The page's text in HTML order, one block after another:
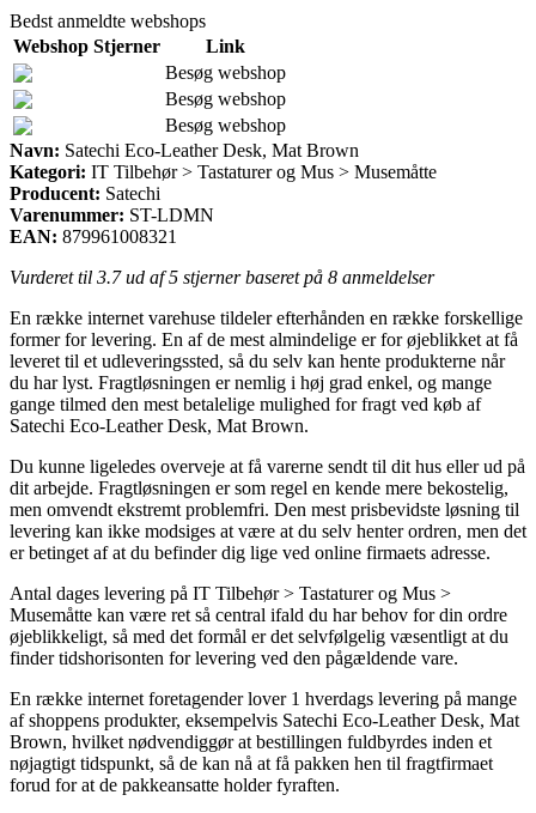
Bedst anmeldte webshops
Webshop Stjerner
Link
Besøg webshop
Besøg webshop
Besøg webshop
Navn: Satechi Eco-Leather Desk, Mat Brown
Kategori: IT Tilbehør > Tastaturer og Mus > Musemåtte
Producent: Satechi
Varenummer: ST-LDMN
EAN: 879961008321
Vurderet til 3.7ud af 5 stjerner baseret på 8 anmeldelser
En række internet varehuse tildeler efterhånden en række forskellige
former for levering. En af de mest almindelige er for øjeblikket at få
leveret til et udleveringssted, så du selv kan hente produkterne når
du har lyst. Fragtløsningen er nemlig i høj grad enkel, og mange
gange tilmed den mest betalelige mulighed for fragt ved køb af
Satechi Eco-Leather Desk, Mat Brown.
Du kunne ligeledes overveje at få varerne sendt til dit hus eller ud på
dit arbejde. Fragtløsningen er som regel en kende mere bekostelig,
men omvendt ekstremt problemfri. Den mest prisbevidste løsning til
levering kan ikke modsiges at være at du selv henter ordren, men det
er betinget af at du befinder dig lige ved online firmaets adresse.
Antal dages levering på IT Tilbehør > Tastaturer og Mus >
Musemåtte kan være ret så central ifald du har behov for din ordre
øjeblikkeligt, så med det formål er det selvfølgelig væsentligt at du
finder tidshorisonten for levering ved den pågældende vare.
En række internet foretagender lover 1 hverdags levering på mange
af shoppens produkter, eksempelvis Satechi Eco-Leather Desk, Mat
Brown, hvilket nødvendiggør at bestillingen fuldbyrdes inden et
nøjagtigt tidspunkt, så de kan nå at få pakken hen til fragtfirmaet
forud for at de pakkeansatte holder fyraften.